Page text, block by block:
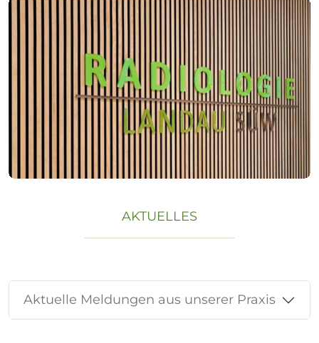
AKTUELLES
Aktuelle Meldungen aus unserer Praxis